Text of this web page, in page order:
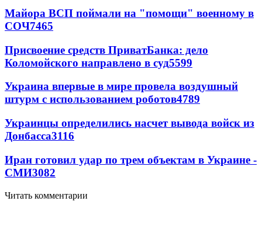
Майора ВСП поймали на "помощи" военному в
СОЧ7465
Присвоение средств ПриватБанка: дело
Коломойского направлено в суд5599
Украина впервые в мире провела воздушный
штурм с использованием роботов4789
Украинцы определились насчет вывода войск из
Донбасса3116
Иран готовил удар по трем объектам в Украине -
СМИ3082
Читать комментарии